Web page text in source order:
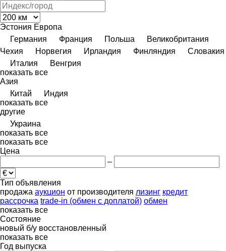
Эстония Европа
Германия
Франция Польша
Великобритания
Чехия
Норвегия Ирландия Финляндия
Словакия
Италия
Венгрия
показать все
Азия
Китай
Индия
показать все
другие
Украина
показать все
показать все
Цена
–
Тип объявления
продажа аукцион от производителя лизинг кредит
рассрочка trade-in (обмен с доплатой) обмен
показать все
Состояние
новый б/у восстановленный
показать все
Год выпуска